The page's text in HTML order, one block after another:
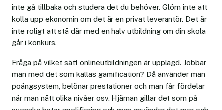
inte gå tillbaka och studera det du behöver. Glöm inte att
kolla upp ekonomin om det är en privat leverantör. Det är
inte roligt att stå där med en halv utbildning om din skola
går i konkurs.
Fråga på vilket sätt onlineutbildningen är upplagd. Jobbar
man med det som kallas gamification? Då använder man
poängsystem, belönar prestationer och man får fördelar
när man nått olika nivåer osv. Hjärnan gillar det som på